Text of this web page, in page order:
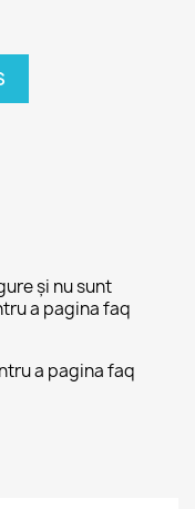
și nu sunt
a pagina faq
a pagina faq